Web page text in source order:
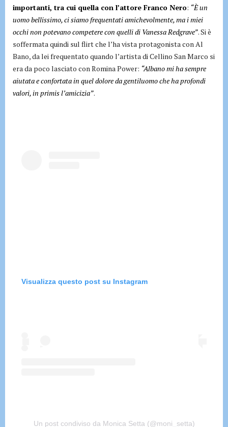
importanti, tra cui quella con l’attore Franco Nero: “È un
uomo bellissimo, ci siamo frequentati amichevolmente, ma i miei
occhi non potevano competere con quelli di Vanessa Redgrave”. Si è
soffermata quindi sul flirt che l’ha vista protagonista con Al
Bano, da lei frequentato quando l’artista di Cellino San Marco si
era da poco lasciato con Romina Power: “Albano mi ha sempre
aiutata e confortata in quel dolore da gentiluomo che ha profondi
valori, in primis l’amicizia”.
Visualizza questo post su Instagram
Un post condiviso da Monica Setta (@moni_setta)